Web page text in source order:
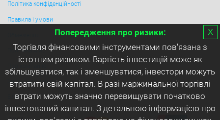
х
Попередження про ризики:
Торгівля фінансовими інструментами пов'язана з
істотним ризиком. Вартість інвестицій може як
збільшуватися, так і зменшуватися, інвестори можуть
втратити свій капітал. В разі маржинальної торгівлі
втрати можуть значно перевищувати початково
інвестований капитал. З детальною інформацією про
Політика конфіденційності
Правила і умови
Політика AML
Зв'яжіться з нами
Блог